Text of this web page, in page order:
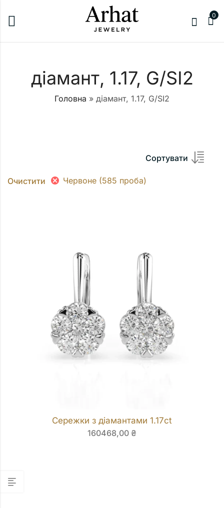
0
діамант, 1.17, G/SI2
Головна » діамант, 1.17, G/SI2
Сортувати
Очистити Червоне (585 проба)
Сережки з діамантами 1.17ct
160468,00 ₴